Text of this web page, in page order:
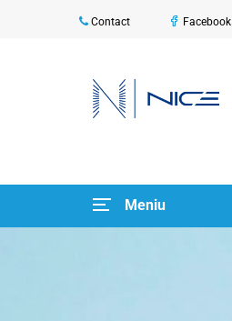
Contact Facebook
Meniu